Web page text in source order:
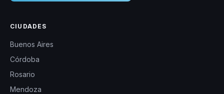
CIUDADES
Buenos Aires
Córdoba
Rosario
Mendoza